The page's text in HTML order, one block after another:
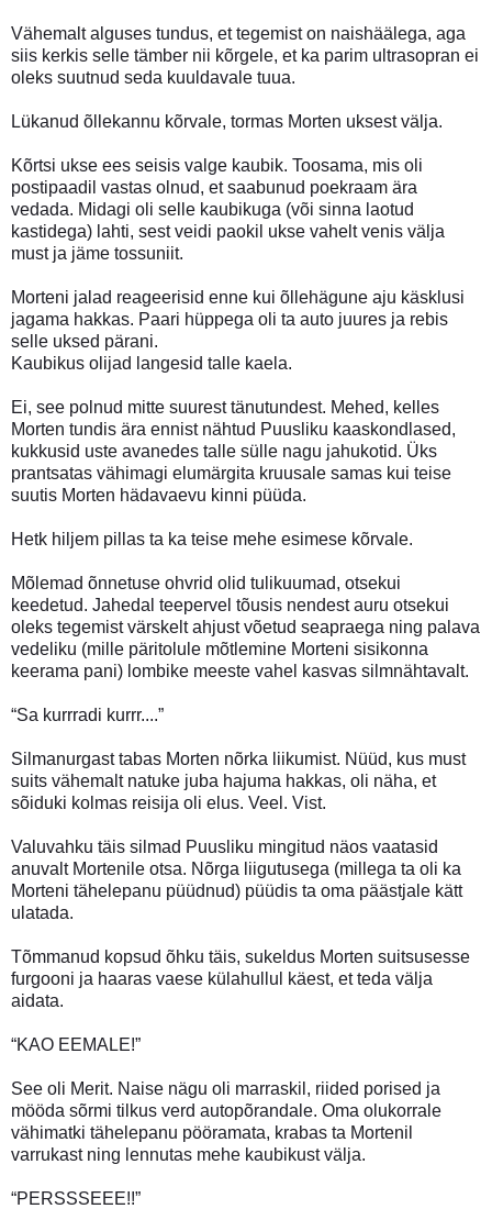
Vähemalt alguses tundus, et tegemist on naishäälega, aga
siis kerkis selle tämber nii kõrgele, et ka parim ultrasopran ei
oleks suutnud seda kuuldavale tuua.
Lükanud õllekannu kõrvale, tormas Morten uksest välja.
Kõrtsi ukse ees seisis valge kaubik. Toosama, mis oli
postipaadil vastas olnud, et saabunud poekraam ära
vedada. Midagi oli selle kaubikuga (või sinna laotud
kastidega) lahti, sest veidi paokil ukse vahelt venis välja
must ja jäme tossuniit.
Morteni jalad reageerisid enne kui õllehägune aju käsklusi
jagama hakkas. Paari hüppega oli ta auto juures ja rebis
selle uksed pärani.
Kaubikus olijad langesid talle kaela.
Ei, see polnud mitte suurest tänutundest. Mehed, kelles
Morten tundis ära ennist nähtud Puusliku kaaskondlased,
kukkusid uste avanedes talle sülle nagu jahukotid. Üks
prantsatas vähimagi elumärgita kruusale samas kui teise
suutis Morten hädavaevu kinni püüda.
Hetk hiljem pillas ta ka teise mehe esimese kõrvale.
Mõlemad õnnetuse ohvrid olid tulikuumad, otsekui
keedetud. Jahedal teepervel tõusis nendest auru otsekui
oleks tegemist värskelt ahjust võetud seapraega ning palava
vedeliku (mille päritolule mõtlemine Morteni sisikonna
keerama pani) lombike meeste vahel kasvas silmnähtavalt.
“Sa kurrradi kurrr....”
Silmanurgast tabas Morten nõrka liikumist. Nüüd, kus must
suits vähemalt natuke juba hajuma hakkas, oli näha, et
sõiduki kolmas reisija oli elus. Veel. Vist.
Valuvahku täis silmad Puusliku mingitud näos vaatasid
anuvalt Mortenile otsa. Nõrga liigutusega (millega ta oli ka
Morteni tähelepanu püüdnud) püüdis ta oma päästjale kätt
ulatada.
Tõmmanud kopsud õhku täis, sukeldus Morten suitsusesse
furgooni ja haaras vaese külahullul käest, et teda välja
aidata.
“KAO EEMALE!”
See oli Merit. Naise nägu oli marraskil, riided porised ja
mööda sõrmi tilkus verd autopõrandale. Oma olukorrale
vähimatki tähelepanu pööramata, krabas ta Mortenil
varrukast ning lennutas mehe kaubikust välja.
“PERSSSEEE!!”